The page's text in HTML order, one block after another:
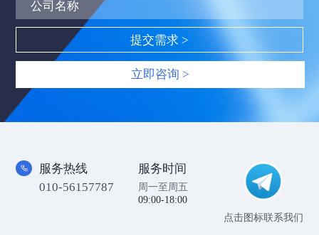
立即咨询 >
服务热线
010-56157787
服务时间
周一至周五
09:00-18:00
点击图标联系我们